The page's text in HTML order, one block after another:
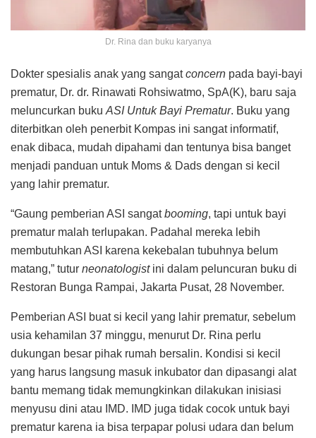
Dr. Rina dan buku karyanya
Dokter spesialis anak yang sangatconcern pada bayi-bayi
prematur, Dr. dr. Rinawati Rohsiwatmo, SpA(K), baru saja
meluncurkan buku ASI Untuk Bayi Prematur. Buku yang
diterbitkan oleh penerbit Kompas ini sangat informatif,
enak dibaca, mudah dipahami dan tentunya bisa banget
menjadi panduan untuk Moms & Dads dengan si kecil
yang lahir prematur.
“Gaung pemberian ASI sangatbooming, tapi untuk bayi
prematur malah terlupakan. Padahal mereka lebih
membutuhkan ASI karena kekebalan tubuhnya belum
matang,” tutur neonatologistini dalam peluncuran buku di
Restoran Bunga Rampai, Jakarta Pusat, 28 November.
Pemberian ASI buat si kecil yang lahir prematur, sebelum
usia kehamilan 37 minggu, menurut Dr. Rina perlu
dukungan besar pihak rumah bersalin. Kondisi si kecil
yang harus langsung masuk inkubator dan dipasangi alat
bantu memang tidak memungkinkan dilakukan inisiasi
menyusu dini atau IMD. IMD juga tidak cocok untuk bayi
prematur karena ia bisa terpapar polusi udara dan belum